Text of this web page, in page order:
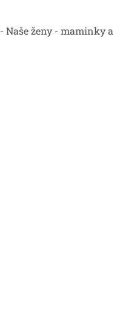
Naše ženy - maminky a